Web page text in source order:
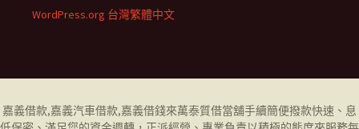
WordPress.org 台灣繁體中文
嘉義借款,嘉義汽車借款,嘉義借錢來萬泰質借當舖手續簡便撥款快速、息